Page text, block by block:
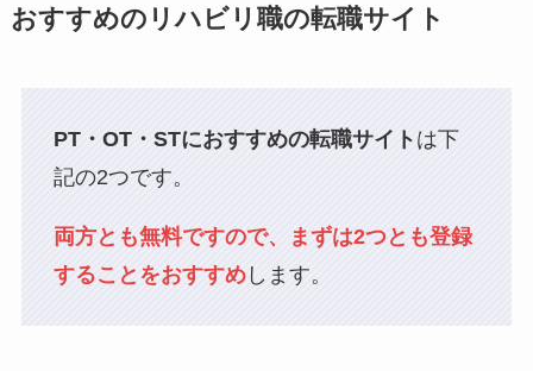
おすすめのリハビリ職の転職サイト
PT・OT・STにおすすめの転職サイト は下
記の2つです。
両方とも無料ですので、まずは2つとも登録
することをおすすめします。